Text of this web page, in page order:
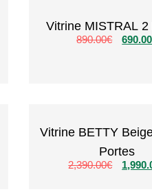
Vitrine MISTRAL 2
890.00€ 690.00
Vitrine BETTY
Portes
2,390.00€